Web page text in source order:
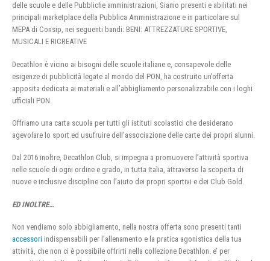
delle scuole e delle Pubbliche amministrazioni, Siamo presenti e abilitati nei
principali marketplace della Pubblica Amministrazione e in particolare sul
MEPA di Consip, nei seguenti bandi: BENI: ATTREZZATURE SPORTIVE,
MUSICALI E RICREATIVE
Decathlon è vicino ai bisogni delle scuole italiane e, consapevole delle
esigenze di pubblicità legate al mondo del PON, ha costruito un’offerta
apposita dedicata ai materiali e all’abbigliamento personalizzabile con i loghi
ufficiali PON.
Offriamo una carta scuola per tutti gli istituti scolastici che desiderano
agevolare lo sport ed usufruire dell’associazione delle carte dei propri alunni.
Dal 2016 inoltre, Decathlon Club, si impegna a promuovere l’attività sportiva
nelle scuole di ogni ordine e grado, in tutta Italia, attraverso la scoperta di
nuove e inclusive discipline con l’aiuto dei propri sportivi e dei Club Gold.
ED INOLTRE…
Non vendiamo solo abbigliamento, nella nostra offerta sono presenti tanti
accessori indispensabili per l’allenamento e la pratica agonistica della tua
attività, che non ci è possibile offrirti nella collezione Decathlon. e’ per